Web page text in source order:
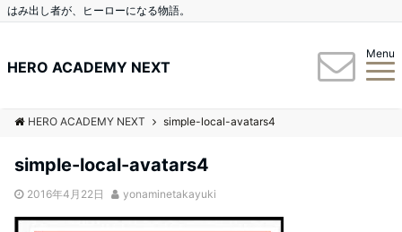
はみ出し者が、ヒーローになる物語。
HERO ACADEMY NEXT
Menu
HERO ACADEMY NEXT simple-local-avatars4
simple-local-avatars4
2016年4月22日 yonaminetakayuki